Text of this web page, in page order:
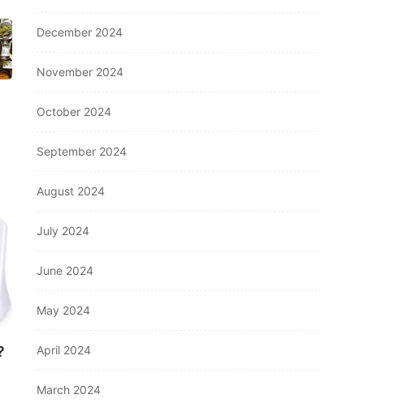
With Your ERP for...
December 2024
November 2024
October 2024
September 2024
August 2024
July 2024
June 2024
May 2024
April 2024
March 2024